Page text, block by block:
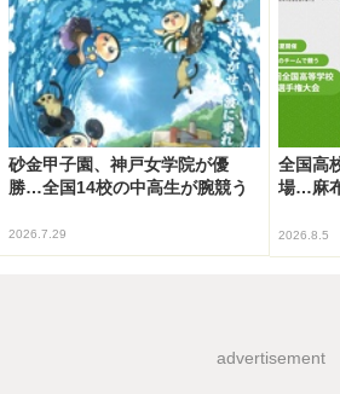
砂金甲子園、神戸女学院が優
勝…全国14校の中高生が腕競う
2026.7.29
全国高
場…麻
2026.8.5
advertisement